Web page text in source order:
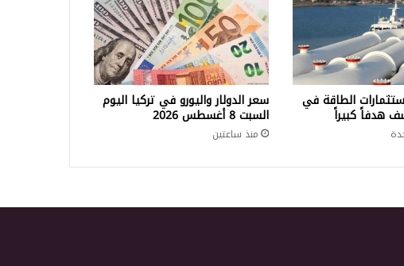
الطاقة في سعر الدولار واليورو في تركيا اليوم
السبت 8 أغسطس 2026
منذ ساعتين